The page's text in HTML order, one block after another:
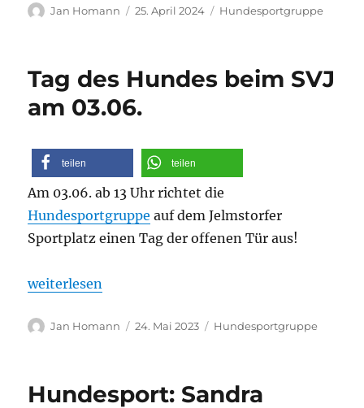
Autor
Jan Homann
Veröffentlicht
25. April 2024 Kategorien
Hundesportgruppe
Tag des Hundes beim SVJ
am 03.06.
teilen teilen
Am 03.06. ab 13 Uhr richtet die
Hundesportgruppe auf dem Jelmstorfer
Sportplatz einen Tag der offenen Tür aus!
„Tag des Hundes beim SVJ am 03.06.“
weiterlesen
Autor
Jan Homann
Veröffentlicht
24. Mai 2023 Kategorien
Hundesportgruppe
Hundesport: Sandra